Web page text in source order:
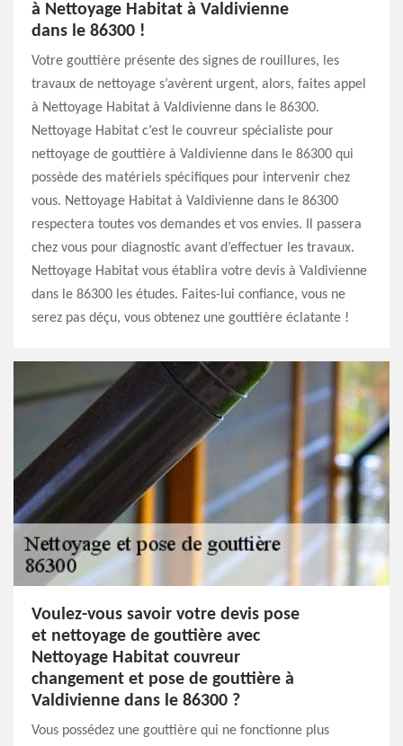
à Nettoyage Habitat à Valdivienne
dans le 86300 !
Votre gouttière présente des signes de rouillures, les
travaux de nettoyage s’avèrent urgent, alors, faites appel
à Nettoyage Habitat à Valdivienne dans le 86300.
Nettoyage Habitat c’est le couvreur spécialiste pour
nettoyage de gouttière à Valdivienne dans le 86300 qui
possède des matériels spécifiques pour intervenir chez
vous. Nettoyage Habitat à Valdivienne dans le 86300
respectera toutes vos demandes et vos envies. Il passera
chez vous pour diagnostic avant d’effectuer les travaux.
Nettoyage Habitat vous établira votre devis à Valdivienne
dans le 86300 les études. Faites-lui confiance, vous ne
serez pas déçu, vous obtenez une gouttière éclatante !
Voulez-vous savoir votre devis pose
et nettoyage de gouttière avec
Nettoyage Habitat couvreur
changement et pose de gouttière à
Valdivienne dans le 86300 ?
Vous possédez une gouttière qui ne fonctionne plus